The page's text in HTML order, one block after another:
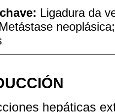
Ligadura da
hepáticas